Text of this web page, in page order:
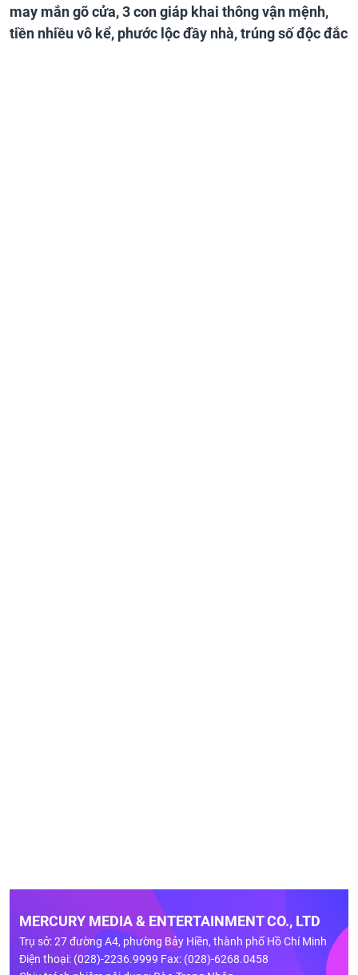
may mắn gõ cửa, 3 con giáp khai thông vận mệnh,
tiền nhiều vô kể, phước lộc đầy nhà, trúng số độc đắc
MERCURY MEDIA & ENTERTAINMENT CO., LTD
Trụ sở: 27 đường A4, phường Bảy Hiền, thành phố Hồ Chí Minh
Điện thoại: (028)-2236.9999 Fax: (028)-6268.0458